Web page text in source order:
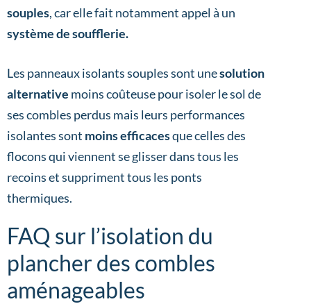
souples, car elle fait notamment appel à un
système de soufflerie.
Les panneaux isolants souples sont unesolution
alternative moins coûteuse pour isoler le sol de
ses combles perdus mais leurs performances
isolantes sont moins efficacesque celles des
flocons qui viennent se glisser dans tous les
recoins et suppriment tous les ponts
thermiques.
FAQ sur l’isolation du
plancher des combles
aménageables